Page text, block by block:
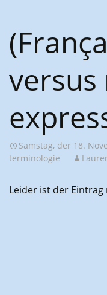
Studientage
versus
Samstag, der 18.
terminologie
Leider ist der